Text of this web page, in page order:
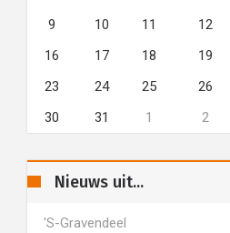
9
10 11 12
16
17 18 19
23
24 25 26
30
31 1 2
Nieuws uit...
's-Gravendeel